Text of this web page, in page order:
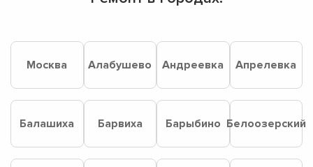
Москва Алабушево Андреевка Апрелевка
Балашиха Барвиха Барыбино Белоозерский